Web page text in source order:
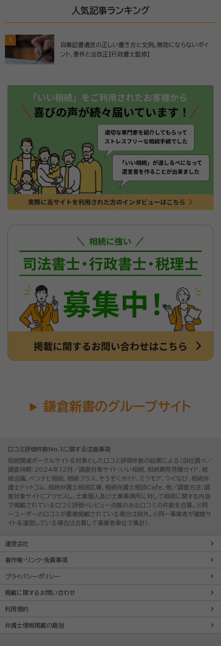
人気記事ランキング
1
自筆証書遺言の正しい書き方と文例。無効にならないポイ
ント、要件と法改正【行政書士監修】
鎌倉新書のグループサイト
口コミ評価件数No.1に関する注意事項
相続関連ポータルサイトを対象とした口コミ評価件数の結果による（自社調べ／
調査時期：2024年12月／調査対象サイト：いい相続、相続費用見積ガイド、相
続会議、ベンナビ相続、相続プラス、そうぞくガイド、ミツモア、つぐなび、相続弁
護士ドットコム、相続弁護士相談広場、相続弁護士相談Cafe、他／調査方法：調
査対象サイトにアクセスし、士業個人及び士業事務所に対して相続に関する内容
で掲載されている口コミ評価=レビュー点数のある口コミの件数を合算。※同
一ユーザーの口コミが重複掲載されている場合は除外。※同一事業者が複数サ
イトを運営している場合は合算して事業者単位で集計）
運営会社
著作権・リンク・免責事項
プライバシーポリシー
掲載に関するお問い合わせ
利用規約
弁護士情報掲載の趣旨